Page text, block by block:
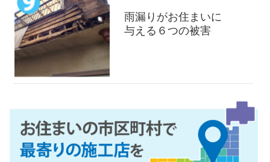
雨漏りがお住まいに
与える６つの被害